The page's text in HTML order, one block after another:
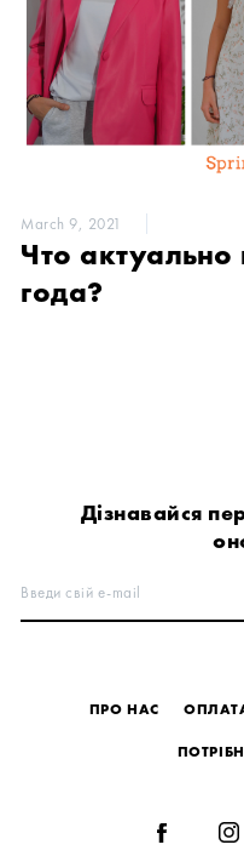
March 9, 2021
Что актуально
года?
Дізнавайся
Введи свій e-mail
ПРО НАС